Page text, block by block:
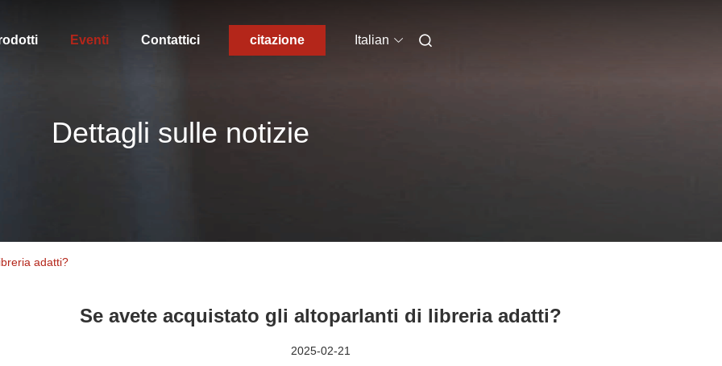
Eventi Contattici citazione Italian
Dettagli sulle notizie
adatti?
Se avete acquistato gli altoparlanti di libreria adatti?
2025-02-21